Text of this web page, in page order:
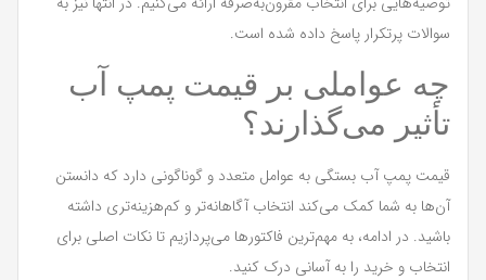
سوالات پرتکرار پاسخ داده شده است.
چه عواملی بر قیمت پمپ آب
تأثیر می‌گذارند؟
قیمت پمپ آب بستگی به عوامل متعدد و گوناگونی دارد که دانستن
آن‌ها به شما کمک می‌کند انتخاب آگاهانه‌تر و کم‌هزینه‌تری داشته
باشید. در ادامه، به مهم‌ترین فاکتورها می‌پردازیم تا نکات اصلی برای
انتخاب و خرید را به آسانی درک کنید.